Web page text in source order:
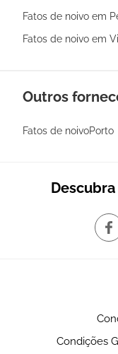
Fatos de noivo em
Fatos de noivo em
Outros
Fatos de noivoPorto
Condições